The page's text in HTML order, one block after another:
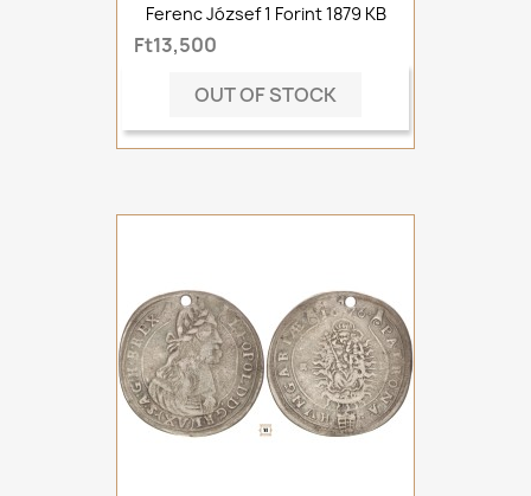
Ferenc József 1 Forint 1879 KB
Ft13,500
OUT OF STOCK